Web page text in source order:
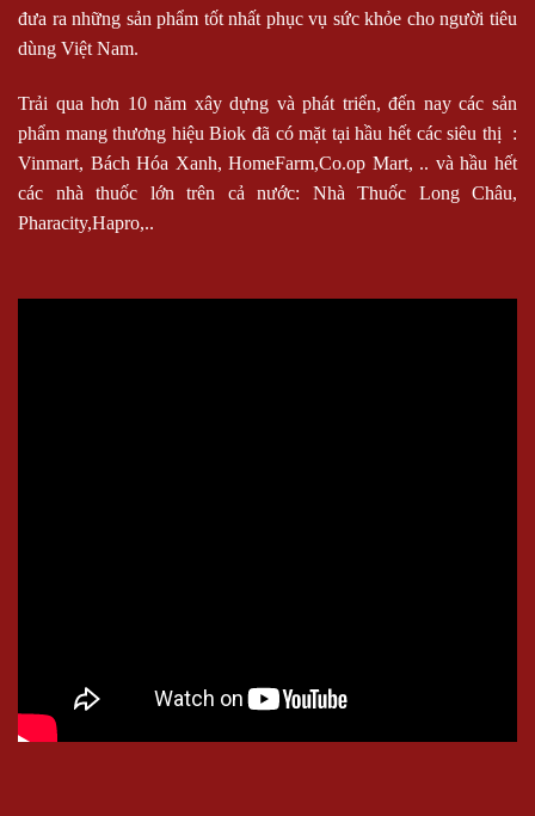
đưa ra những sản phẩm tốt nhất phục vụ sức khỏe cho người tiêu
dùng Việt Nam.
Trải qua hơn 10 năm xây dựng và phát triển, đến nay các sản
phẩm mang thương hiệu Biok đã có mặt tại hầu hết các siêu thị :
Vinmart, Bách Hóa Xanh, HomeFarm,Co.op Mart, .. và hầu hết
các nhà thuốc lớn trên cả nước: Nhà Thuốc Long Châu,
Pharacity,Hapro,..